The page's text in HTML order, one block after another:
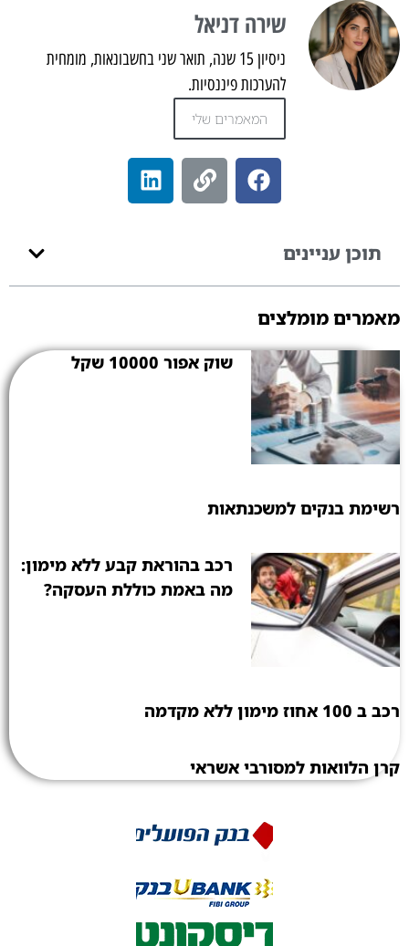
שירה דניאל
ניסיון 15 שנה, תואר שני בחשבונאות, מומחית
להערכות פיננסיות.
המאמרים שלי
תוכן עניינים
מאמרים מומלצים
שוק אפור 10000 שקל
רשימת בנקים למשכנתאות
רכב בהוראת קבע ללא מימון:
מה באמת כוללת העסקה?
רכב ב 100 אחוז מימון ללא מקדמה
קרן הלוואות למסורבי אשראי